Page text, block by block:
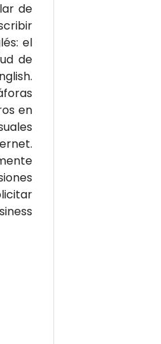
de
el
de
en